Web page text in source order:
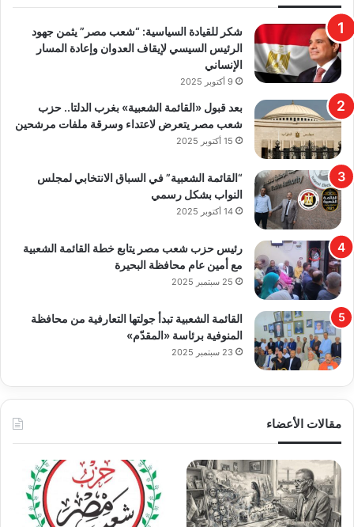
​شكر للقيادة السياسية: “شعب مصر” يثمن جهود
الرئيس السيسي لإيقاف العدوان وإعادة المسار
الإنساني
9 أكتوبر 2025
بعد قبول «القائمة الشعبية» بغرب الدلتا.. حزب
شعب مصر يتعرض لاعتداء وسرقة ملفات مرشحين
15 أكتوبر 2025
“القائمة الشعبية” في السباق الانتخابي لمجلس
النواب بشكل رسمي
14 أكتوبر 2025
رئيس حزب شعب مصر يتابع خطة القائمة الشعبية
مع أمين عام محافظة البحيرة
25 سبتمبر 2025
القائمة الشعبية تبدأ جولتها التعارفية من محافظة
المنوفية برئاسة «المقدّم»
23 سبتمبر 2025
مقالات الأعضاء